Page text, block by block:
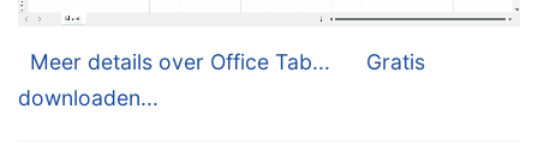
Meer details over Office Tab...
Gratis
downloaden...